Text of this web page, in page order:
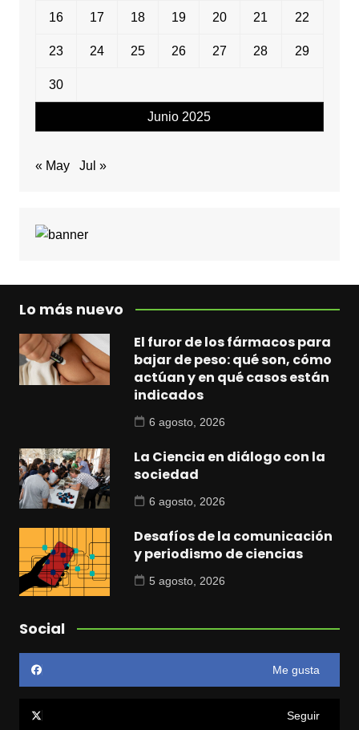
Junio 2025
16 17 18 19 20 21 22
23 24 25 26 27 28 29
30
« May Jul »
Lo más nuevo
El furor de los fármacos para
bajar de peso: qué son, cómo
actúan y en qué casos están
indicados
6 agosto, 2026
La Ciencia en diálogo con la
sociedad
6 agosto, 2026
Desafíos de la comunicación
y periodismo de ciencias
5 agosto, 2026
Social
Me gusta
Seguir